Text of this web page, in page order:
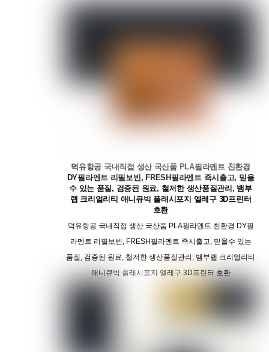
덕유항공 국내직접 생산 국산품 PLA필라멘트 친환경
DY필라멘트 리필보빈, FRESH필라멘트 즉시출고, 믿을
수 있는 품질, 검증된 원료, 철저한 생산품질관리, 뱀부
랩 크리얼리티 애니큐빅 플래시포지 엘레구 3D프린터
호환
덕유항공 국내직접 생산 국산품 PLA필라멘트 친환경 DY필
라멘트 리필보빈, FRESH필라멘트 즉시출고, 믿을수 있는
품질, 검증된 원료, 철저한 생산품질관리, 뱀부랩 크리얼리티
애니큐빅 플래시포지 엘레구 3D프린터 호환